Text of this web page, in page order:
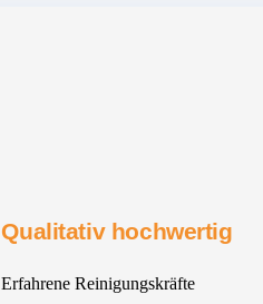
Qualitativ hochwertig
Erfahrene Reinigungskräfte